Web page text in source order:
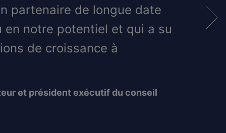
partenaire de longue date
en notre potentiel et qui a su
de croissance à
et président exécutif du conseil